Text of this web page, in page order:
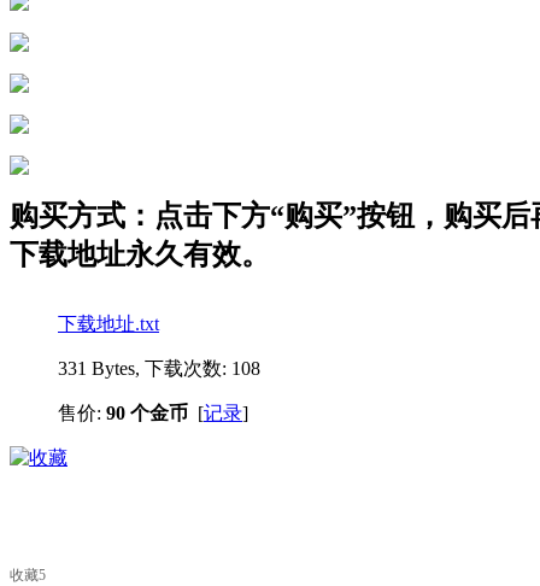
购买方式：点击下方“购买”按钮，购买
下载地址永久有效。
下载地址.txt
331 Bytes, 下载次数: 108
售价: 90 个金币 [记录]
收藏5